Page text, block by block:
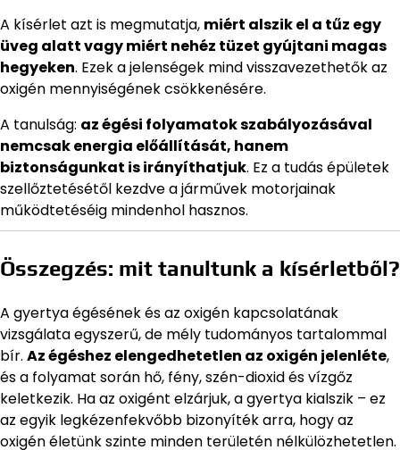
A kísérlet azt is megmutatja, miért alszik el a tűz egy
üveg alatt vagy miért nehéz tüzet gyújtani magas
hegyeken. Ezek a jelenségek mind visszavezethetők az
oxigén mennyiségének csökkenésére.
A tanulság: az égési folyamatok szabályozásával
nemcsak energia előállítását, hanem
biztonságunkat is irányíthatjuk. Ez a tudás épületek
szellőztetésétől kezdve a járművek motorjainak
működtetéséig mindenhol hasznos.
Összegzés: mit tanultunk a kísérletből?
A gyertya égésének és az oxigén kapcsolatának
vizsgálata egyszerű, de mély tudományos tartalommal
bír. Az égéshez elengedhetetlen az oxigén jelenléte,
és a folyamat során hő, fény, szén-dioxid és vízgőz
keletkezik. Ha az oxigént elzárjuk, a gyertya kialszik – ez
az egyik legkézenfekvőbb bizonyíték arra, hogy az
oxigén életünk szinte minden területén nélkülözhetetlen.